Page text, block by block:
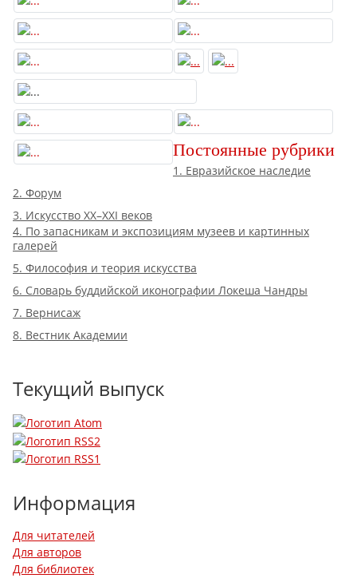
Постоянные рубрики
1. Евразийское наследие
2. Форум
3. Искусство XX–XXI веков
4. По запасникам и экспозициям музеев и картинных
галерей
5. Философия и теория искусства
6. Словарь буддийской иконографии Локеша Чандры
7. Вернисаж
8. Вестник Академии
Текущий выпуск
Информация
Для читателей
Для авторов
Для библиотек